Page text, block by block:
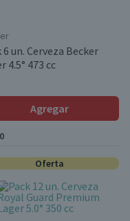
6 un. Cerveza Becker
4.5° 473 cc
Agregar
Oferta